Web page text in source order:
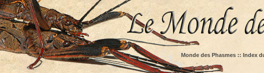
Monde des Phasmes :: Index